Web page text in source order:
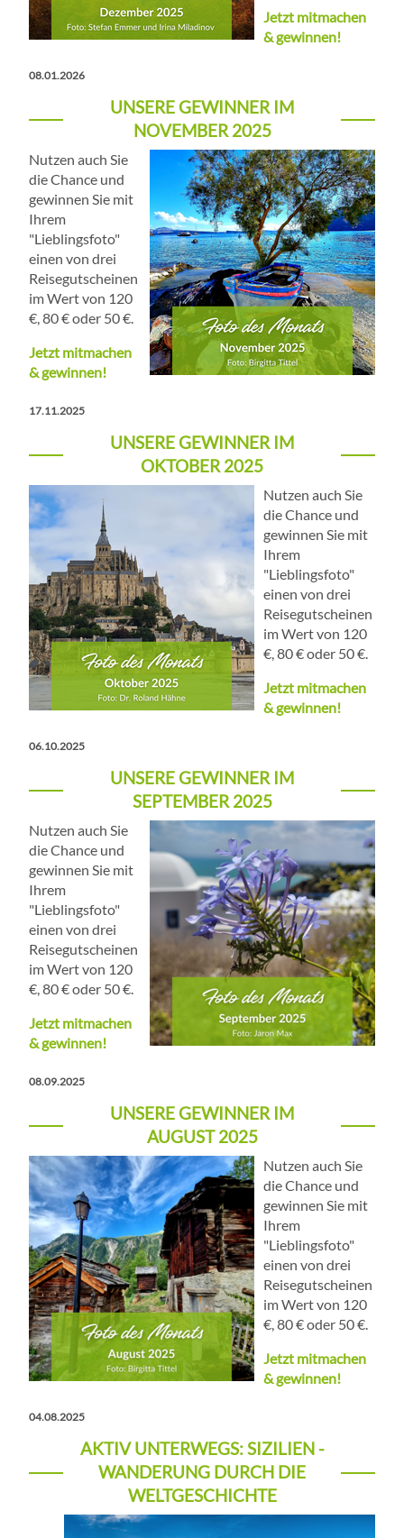
Jetzt mitmachen
& gewinnen!
08.01.2026
UNSERE GEWINNER IM
NOVEMBER 2025
Nutzen auch Sie
die Chance und
gewinnen Sie mit
Ihrem
"Lieblingsfoto"
einen von drei
Reisegutscheinen
im Wert von 120
€, 80 € oder 50 €.
Jetzt mitmachen
& gewinnen!
17.11.2025
UNSERE GEWINNER IM
OKTOBER 2025
Nutzen auch Sie
die Chance und
gewinnen Sie mit
Ihrem
"Lieblingsfoto"
einen von drei
Reisegutscheinen
im Wert von 120
€, 80 € oder 50 €.
Jetzt mitmachen
& gewinnen!
06.10.2025
UNSERE GEWINNER IM
SEPTEMBER 2025
Nutzen auch Sie
die Chance und
gewinnen Sie mit
Ihrem
"Lieblingsfoto"
einen von drei
Reisegutscheinen
im Wert von 120
€, 80 € oder 50 €.
Jetzt mitmachen
& gewinnen!
08.09.2025
UNSERE GEWINNER IM
AUGUST 2025
Nutzen auch Sie
die Chance und
gewinnen Sie mit
Ihrem
"Lieblingsfoto"
einen von drei
Reisegutscheinen
im Wert von 120
€, 80 € oder 50 €.
Jetzt mitmachen
& gewinnen!
04.08.2025
AKTIV UNTERWEGS: SIZILIEN -
WANDERUNG DURCH DIE
WELTGESCHICHTE